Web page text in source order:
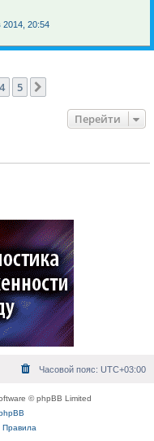
2014, 20:54
4 5
Перейти
Часовой пояс: UTC+03:00
© phpBB Limited
Правила